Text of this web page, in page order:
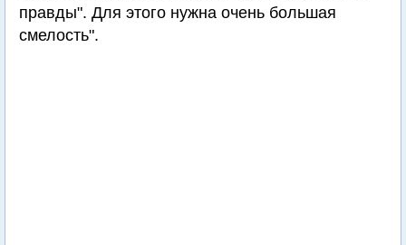
правды". Для этого нужна очень большая
смелость".